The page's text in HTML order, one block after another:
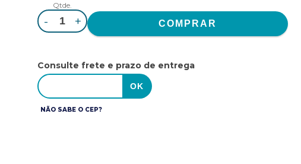
Qtde.
- +
Consulte frete e prazo de entrega
NÃO SABE O CEP?